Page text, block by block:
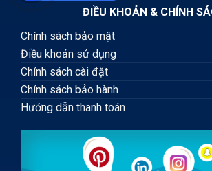
ĐIỀU KHOẢN & CHÍNH
Chính sách bảo mật
Điều khoản sử dụng
Chính sách cài đặt
Chính sách bảo hành
Hướng dẫn thanh toán